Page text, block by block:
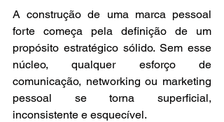
A construção de uma marca pessoal
forte começa pela definição de um
propósito estratégico sólido. Sem esse
núcleo, qualquer esforço de
comunicação, networking ou marketing
pessoal se torna superficial,
inconsistente e esquecível.